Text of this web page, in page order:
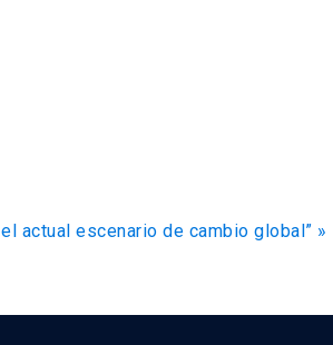
actual escenario de cambio global” »